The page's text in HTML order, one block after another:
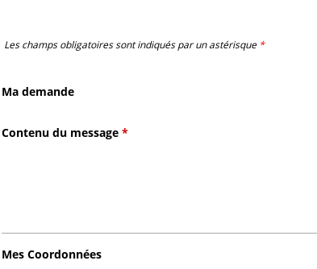
Les champs obligatoires sont indiqués par un astérisque *
Ma demande
Contenu du message *
Mes Coordonnées